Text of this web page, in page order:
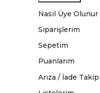
Nasıl Üye Olunur
Siparişlerim
Sepetim
Puanlarım
Arıza / İade Takip